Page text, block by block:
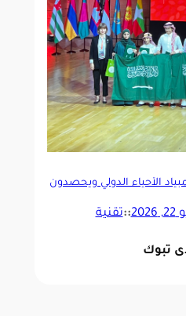
الأحياء الدولي ويحصدون
::تقنية
تبوك